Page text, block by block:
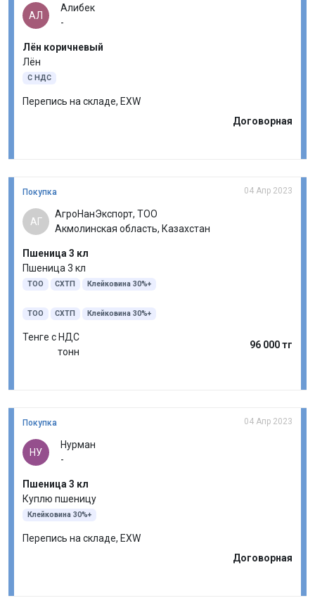
АЛ
Алибек
-
Лён коричневый
Лён
С НДС
Перепись на складе, EXW
Договорная
Покупка 04 Апр 2023
АГ
АгроНанЭкспорт, ТОО
Акмолинская область, Казахстан
Пшеница 3 кл
Пшеница 3 кл
ТОО СХТП Клейковина 30%+
ТОО СХТП Клейковина 30%+
Тенге с НДС
тонн
96 000 тг
Покупка 04 Апр 2023
НУ
Нурман
-
Пшеница 3 кл
Куплю пшеницу
Клейковина 30%+
Перепись на складе, EXW
Договорная